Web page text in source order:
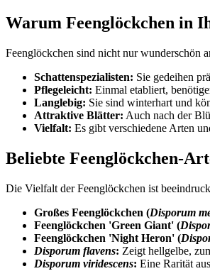
Warum Feenglöckchen in
Feenglöckchen sind nicht nur wunderschön
Schattenspezialisten: Sie gedeihen
Pflegeleicht: Einmal etabliert,
Langlebig: Sie sind winterhart und
Attraktive Blätter: Auch nach der
Vielfalt: Es gibt verschiedene Arten
Beliebte Feenglöckchen-
Die Vielfalt der Feenglöckchen ist
Großes Feenglöckchen (Disporum
Feenglöckchen 'Green Giant' (
Feenglöckchen 'Night Heron' (
Disporum flavens: Zeigt hellgelbe,
Disporum viridescens: Eine Rarität